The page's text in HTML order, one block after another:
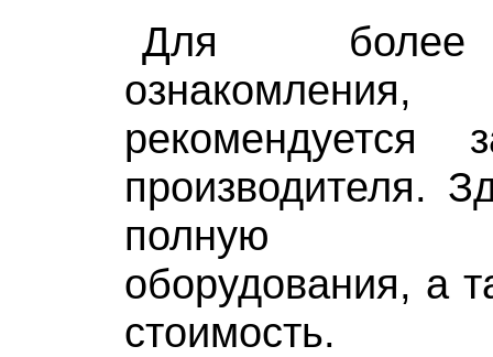
Для более
ознакомления,
производителя.
полную
оборудования, а
стоимость.